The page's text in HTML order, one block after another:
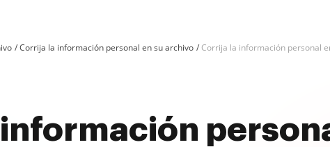
Corrija la información personal en su archivo Corrija la información personal